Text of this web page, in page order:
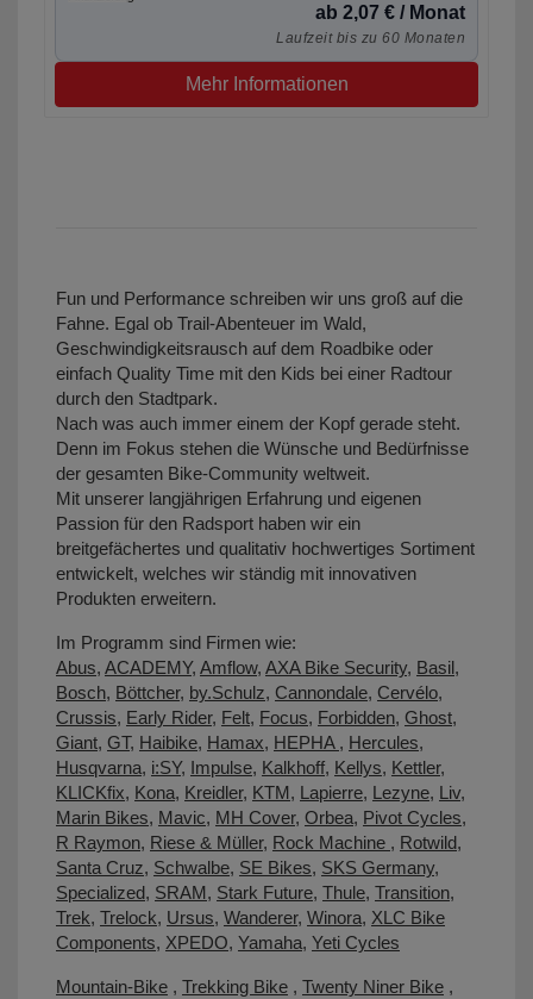
ab 2,07 € / Monat
Laufzeit bis zu 60 Monaten
Mehr Informationen
Fun und Performance schreiben wir uns groß auf die
Fahne. Egal ob Trail-Abenteuer im Wald,
Geschwindigkeitsrausch auf dem Roadbike oder
einfach Quality Time mit den Kids bei einer Radtour
durch den Stadtpark.
Nach was auch immer einem der Kopf gerade steht.
Denn im Fokus stehen die Wünsche und Bedürfnisse
der gesamten Bike-Community weltweit.
Mit unserer langjährigen Erfahrung und eigenen
Passion für den Radsport haben wir ein
breitgefächertes und qualitativ hochwertiges Sortiment
entwickelt, welches wir ständig mit innovativen
Produkten erweitern.
Im Programm sind Firmen wie:
Abus, ACADEMY, Amflow, AXA Bike Security, Basil,
Bosch, Böttcher, by.Schulz, Cannondale, Cervélo,
Crussis, Early Rider, Felt, Focus, Forbidden, Ghost,
Giant, GT, Haibike, Hamax, HEPHA , Hercules,
Husqvarna, i:SY, Impulse, Kalkhoff, Kellys, Kettler,
KLICKfix, Kona, Kreidler, KTM, Lapierre, Lezyne, Liv,
Marin Bikes, Mavic, MH Cover, Orbea, Pivot Cycles,
R Raymon, Riese & Müller, Rock Machine , Rotwild,
Santa Cruz, Schwalbe, SE Bikes, SKS Germany,
Specialized, SRAM, Stark Future, Thule, Transition,
Trek, Trelock, Ursus, Wanderer, Winora, XLC Bike
Components, XPEDO, Yamaha, Yeti Cycles
Mountain-Bike , Trekking Bike , Twenty Niner Bike ,